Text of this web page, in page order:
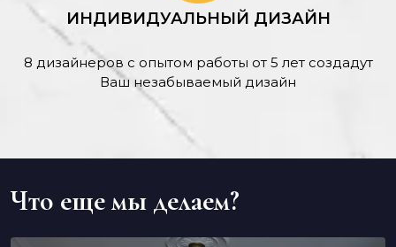
ИНДИВИДУАЛЬНЫЙ ДИЗАЙН
8 дизайнеров с опытом работы от 5 лет создадут
Ваш незабываемый дизайн
Что еще мы делаем?